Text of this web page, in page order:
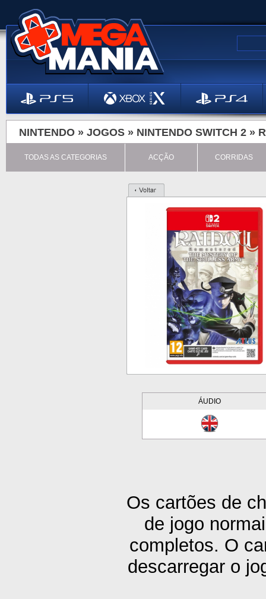
NINTENDO » JOGOS » NINTENDO SWITCH 2 »
TODAS AS CATEGORIAS ACÇÃO CORRIDAS
ÁUDIO
Os cartões de
de jogo
completos. O
descarregar o